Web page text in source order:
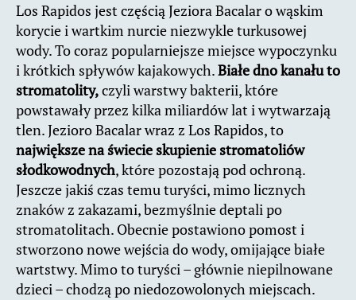
Los Rapidos jest częścią Jeziora Bacalar o wąskim
korycie i wartkim nurcie niezwykle turkusowej
wody. To coraz popularniejsze miejsce wypoczynku
i krótkich spływów kajakowych.Białe dno kanału to
stromatolity,czyli warstwy bakterii, które
powstawały przez kilka miliardów lat i wytwarzają
tlen. Jezioro Bacalar wraz z Los Rapidos, to
największe na świecie skupienie stromatoliów
słodkowodnych, które pozostają pod ochroną.
Jeszcze jakiś czas temu turyści, mimo licznych
znaków z zakazami, bezmyślnie deptali po
stromatolitach. Obecnie postawiono pomost i
stworzono nowe wejścia do wody, omijające białe
wartstwy. Mimo to turyści – głównie niepilnowane
dzieci – chodzą po niedozowolonych miejscach.